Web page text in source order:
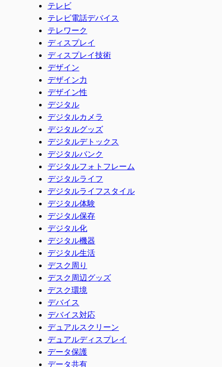
テレビ
テレビ電話デバイス
テレワーク
ディスプレイ
ディスプレイ技術
デザイン
デザイン力
デザイン性
デジタル
デジタルカメラ
デジタルグッズ
デジタルデトックス
デジタルバンク
デジタルフォトフレーム
デジタルライフ
デジタルライフスタイル
デジタル体験
デジタル保存
デジタル化
デジタル機器
デジタル生活
デスク周り
デスク周辺グッズ
デスク環境
デバイス
デバイス対応
デュアルスクリーン
デュアルディスプレイ
データ保護
データ共有